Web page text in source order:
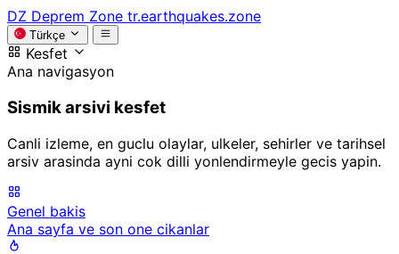
DZ Deprem Zone tr.earthquakes.zone
Türkçe
Kesfet
Ana navigasyon
Sismik arsivi kesfet
Canli izleme, en guclu olaylar, ulkeler, sehirler ve tarihsel
arsiv arasinda ayni cok dilli yonlendirmeyle gecis yapin.
Genel bakis
Ana sayfa ve son one cikanlar